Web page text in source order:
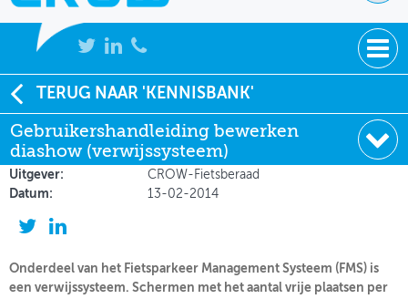
NIEUWS
BIJEENKOMSTEN
KENNISBANK
THEMASITES
TERUG NAAR 'KENNISBANK'
Gebruikershandleiding bewerken
diashow (verwijssysteem)
Soort:
Voorbeeldenbank
Auteur:
Hans Versluis en Stan Wolters (CROW-
Fietsberaad)
Uitgever:
CROW-Fietsberaad
Datum:
13-02-2014
Onderdeel van het Fietsparkeer Management Systeem (FMS) is
een verwijssysteem. Schermen met het aantal vrije plaatsen per